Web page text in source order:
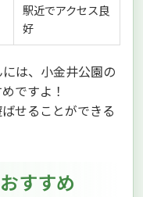
駅近でアクセス良
好
は、小金井公園の
ですよ！
せることができる
すすめ